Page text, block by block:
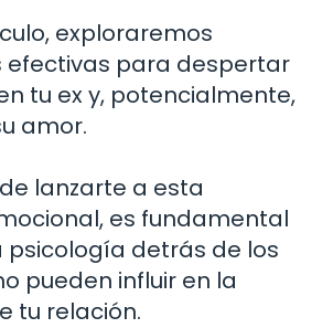
exploraremos
efectivas para despertar
tu ex y, potencialmente,
amor.
lanzarte a esta
es fundamental
psicología detrás de los
pueden influir en la
tu relación.